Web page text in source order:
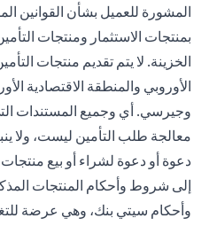
المشورة للعميل بشأن القوانين
بمنتجات الاستثمار ومنتجات
الخزينة. لا يتم تقديم منتجات
الأوروبي والمنطقة الاقتصادية
وجيرسي. أي وجميع المستندات
معالجة طلب التأمين ليست، ولا
دعوة أو دعوة لشراء أو بيع منتجات
إلى شروط وأحكام المنتجات
وأحكام سيتي بنك، وهي عرضة